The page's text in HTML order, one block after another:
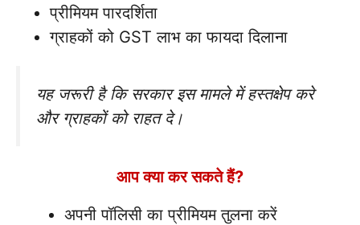
प्रीमियम पारदर्शिता
ग्राहकों को GST लाभ का फायदा दिलाना
यह जरूरी है कि सरकार इस मामले में हस्तक्षेप करे
और ग्राहकों को राहत दे।
आप क्या कर सकते हैं?
अपनी पॉलिसी का प्रीमियम तुलना करें